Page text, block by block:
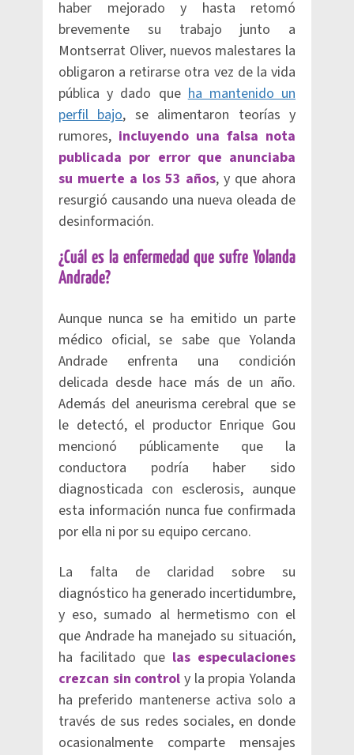
haber mejorado y hasta retomó
brevemente su trabajo junto a
Montserrat Oliver, nuevos malestares la
obligaron a retirarse otra vez de la vida
pública y dado queha mantenido un
perfil bajo, se alimentaron teorías y
rumores, incluyendo una falsa nota
publicada por error que anunciaba
su muerte a los 53 años, y que ahora
resurgió causando una nueva oleada de
desinformación.
¿Cuál es la enfermedad que sufre Yolanda
Andrade?
Aunque nunca se ha emitido un parte
médico oficial, se sabe que Yolanda
Andrade enfrenta una condición
delicada desde hace más de un año.
Además del aneurisma cerebral que se
le detectó, el productor Enrique Gou
mencionó públicamente que la
conductora podría haber sido
diagnosticada con esclerosis, aunque
esta información nunca fue confirmada
por ella ni por su equipo cercano.
La falta de claridad sobre su
diagnóstico ha generado incertidumbre,
y eso, sumado al hermetismo con el
que Andrade ha manejado su situación,
ha facilitado que las especulaciones
crezcan sin control y la propia Yolanda
ha preferido mantenerse activa solo a
través de sus redes sociales, en donde
ocasionalmente comparte mensajes